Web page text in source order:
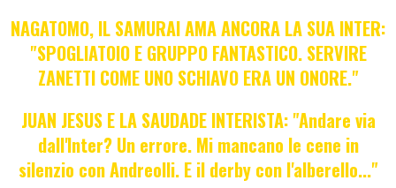
NAGATOMO, IL SAMURAI AMA ANCORA LA SUA INTER:
"SPOGLIATOIO E GRUPPO FANTASTICO. SERVIRE
ZANETTI COME UNO SCHIAVO ERA UN ONORE."
JUAN JESUS E LA SAUDADE INTERISTA: "Andare via
dall'Inter? Un errore. Mi mancano le cene in
silenzio con Andreolli. E il derby con l'alberello..."